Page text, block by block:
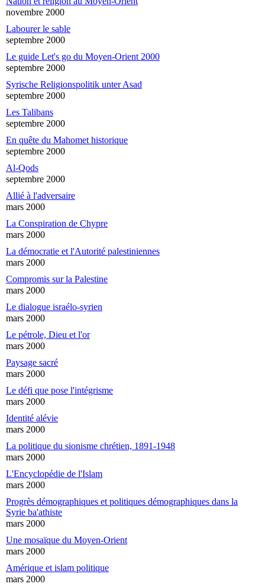
novembre 2000
Labourer le sable
septembre 2000
Le guide Let's go du Moyen-Orient 2000
septembre 2000
Syrische Religionspolitik unter Asad
septembre 2000
Les Talibans
septembre 2000
En quête du Mahomet historique
septembre 2000
Al-Qods
septembre 2000
Allié à l'adversaire
mars 2000
La Conspiration de Chypre
mars 2000
La démocratie et l'Autorité palestiniennes
mars 2000
Compromis sur la Palestine
mars 2000
Le dialogue israélo-syrien
mars 2000
Le pétrole, Dieu et l'or
mars 2000
Paysage sacré
mars 2000
Le défi que pose l'intégrisme
mars 2000
Identité alévie
mars 2000
La politique du sionisme chrétien, 1891-1948
mars 2000
L'Encyclopédie de l'Islam
mars 2000
Progrès démographiques et politiques démographiques dans la
Syrie ba'athiste
mars 2000
Une mosaïque du Moyen-Orient
mars 2000
Amérique et islam politique
mars 2000